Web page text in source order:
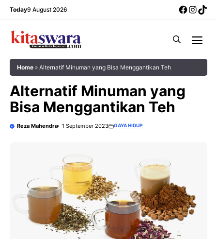
Skip
content
Today9 August 2026
Home » Alternatif Minuman yang Bisa Menggantikan Teh
Alternatif Minuman yang
Bisa Menggantikan Teh
Reza Mahendra 1 September 2023 GAYA HIDUP